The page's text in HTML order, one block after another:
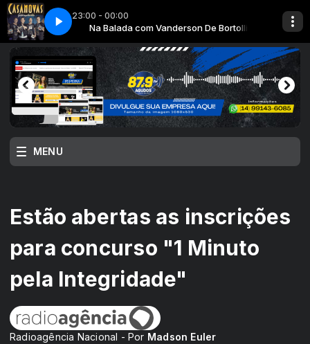
23:00 - 00:00
Bortolli Na Balada com Vanderson De Bortolli
20 - Don_t You Worry Child
MENU
Estão abertas as inscrições
para concurso "1 Minuto
pela Integridade"
Radioagência Nacional - Por Madson Euler